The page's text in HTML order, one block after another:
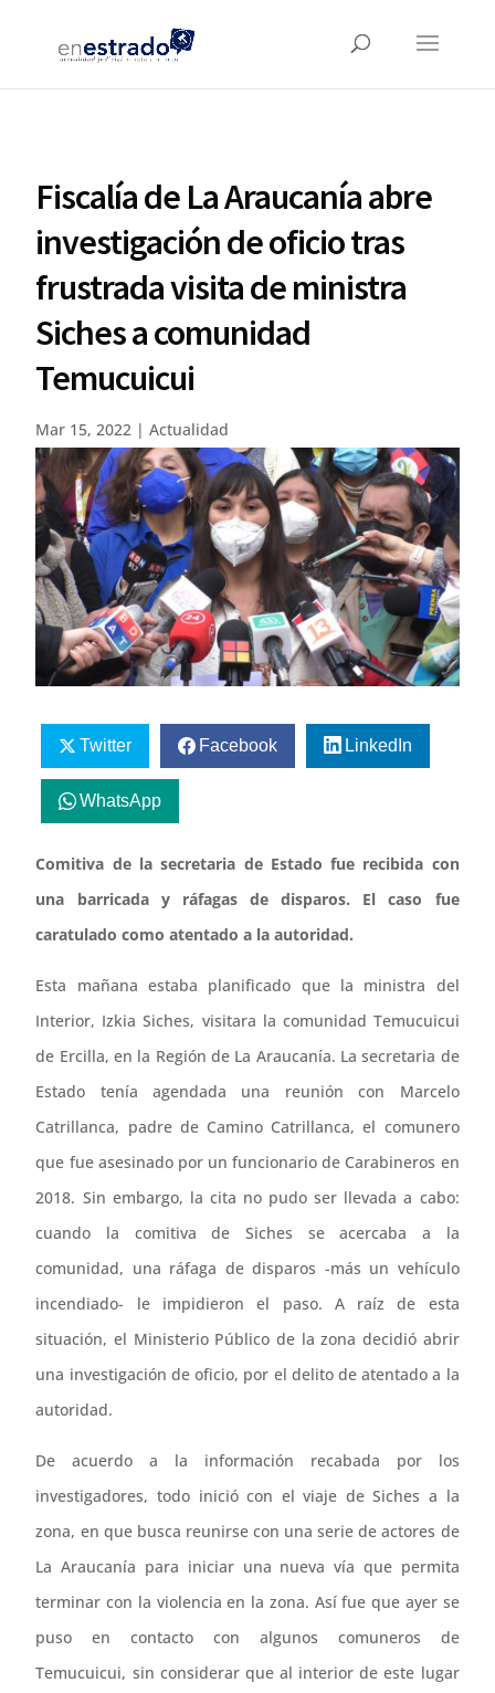
Fiscalía de La Araucanía abre
investigación de oficio tras
frustrada visita de ministra
Siches a comunidad
Temucuicui
Mar 15, 2022 |Actualidad
Twitter Facebook LinkedIn
WhatsApp
Comitiva de la secretaria de Estado fue recibida con
una barricada y ráfagas de disparos. El caso fue
caratulado como atentado a la autoridad.
Esta mañana estaba planificado que la ministra del
Interior, Izkia Siches, visitara la comunidad Temucuicui
de Ercilla, en la Región de La Araucanía. La secretaria de
Estado tenía agendada una reunión con Marcelo
Catrillanca, padre de Camino Catrillanca, el comunero
que fue asesinado por un funcionario de Carabineros en
2018. Sin embargo, la cita no pudo ser llevada a cabo:
cuando la comitiva de Siches se acercaba a la
comunidad, una ráfaga de disparos -más un vehículo
incendiado- le impidieron el paso. A raíz de esta
situación, el Ministerio Público de la zona decidió abrir
una investigación de oficio, por el delito de atentado a la
autoridad.
De acuerdo a la información recabada por los
investigadores, todo inició con el viaje de Siches a la
zona, en que busca reunirse con una serie de actores de
La Araucanía para iniciar una nueva vía que permita
terminar con la violencia en la zona. Así fue que ayer se
puso en contacto con algunos comuneros de
Temucuicui, sin considerar que al interior de este lugar